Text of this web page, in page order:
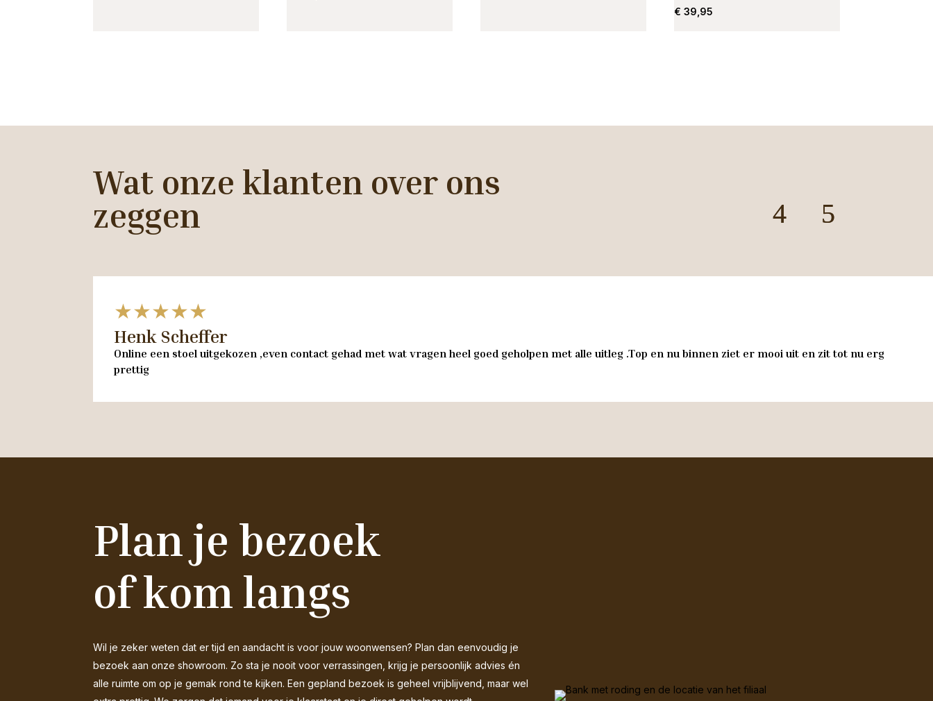
€ 39,95
Wat onze klanten over ons
zeggen
★★★★★
Henk Scheffer
Online een stoel uitgekozen ,even contact gehad met wat vragen heel goed geholpen met alle uitleg .Top en nu binnen ziet er mooi uit en zit tot nu erg
prettig
Plan je bezoek
of kom langs
Wil je zeker weten dat er tijd en aandacht is voor jouw woonwensen? Plan dan eenvoudig je
bezoek aan onze showroom. Zo sta je nooit voor verrassingen, krijg je persoonlijk advies én
alle ruimte om op je gemak rond te kijken. Een gepland bezoek is geheel vrijblijvend, maar wel